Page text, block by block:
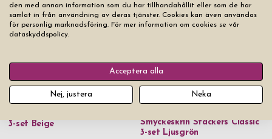
3-set Beige
Smyckeskrin Stackers Classic
3-set Ljusgrön
den med annan information som du har tillhandahållit eller som de har
samlat in från användning av deras tjänster. Cookies kan även användas
för personlig marknadsföring. För mer information om cookies se vår
dataskyddspolicy.
Acceptera alla
Nej, justera Neka